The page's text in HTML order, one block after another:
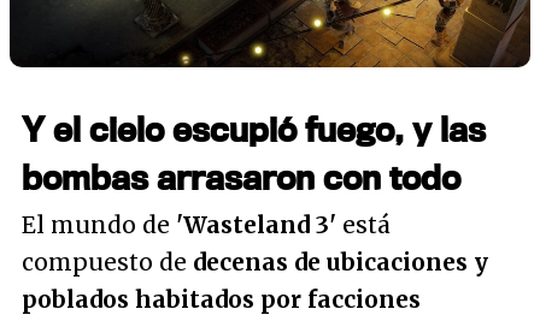
Y el cielo escupió fuego, y las
bombas arrasaron con todo
El mundo de 'Wasteland 3' está
compuesto de decenas de ubicaciones y
poblados habitados por facciones